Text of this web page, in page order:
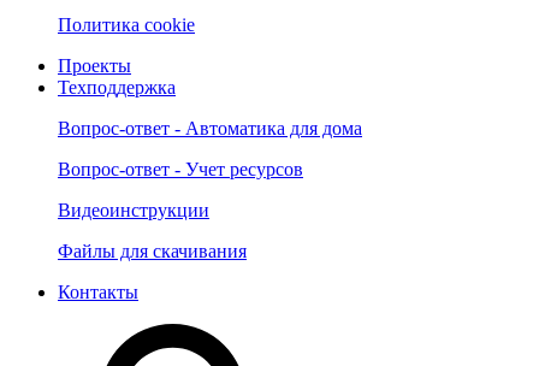
Политика cookie
Проекты
Техподдержка
Вопрос-ответ - Автоматика для дома
Вопрос-ответ - Учет ресурсов
Видеоинструкции
Файлы для скачивания
Контакты